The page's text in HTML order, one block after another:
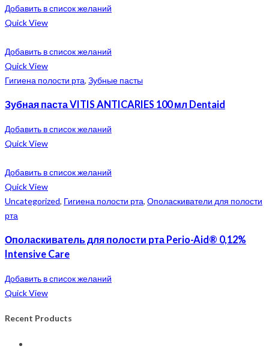
Добавить в список желаний
Quick View
Добавить в список желаний
Quick View
Гигиена полости рта, Зубные пасты
Зубная паста VITIS ANTICARIES 100 мл Dentaid
Добавить в список желаний
Quick View
Добавить в список желаний
Quick View
Uncategorized, Гигиена полости рта, Ополаскиватели для полости
рта
Ополаскиватель для полости рта Perio-Aid® 0,12%
Intensive Care
Добавить в список желаний
Quick View
Recent Products